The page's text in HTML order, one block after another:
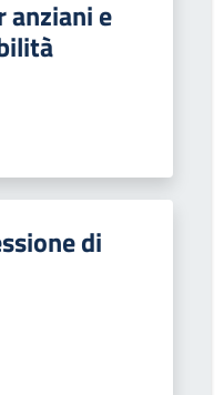
anziani e
di